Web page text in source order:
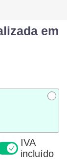
em
IVA
incluído